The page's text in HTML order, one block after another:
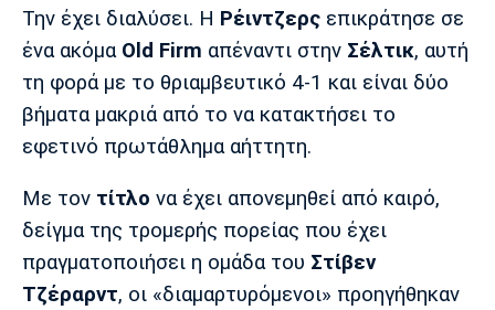
Cine Spot
Running
Media
Παρασκήνιο
Ιωνικός Κηφισιά Πανσερραϊκός
Μάντσεστερ
Τσέλσι Άρσεναλ
Την έχει διαλύσει. Η Ρέιντζερς επικράτησε σε
ένα ακόμα Old Firm απέναντι στην Σέλτικ, αυτή
τη φορά με το θριαμβευτικό 4-1 και είναι δύο
βήματα μακριά από το να κατακτήσει το
εφετινό πρωτάθλημα αήττητη.
Με τον τίτλο να έχει απονεμηθεί από καιρό,
δείγμα της τρομερής πορείας που έχει
πραγματοποιήσει η ομάδα του Στίβεν
Τζέραρντ, οι «διαμαρτυρόμενοι» προηγήθηκαν